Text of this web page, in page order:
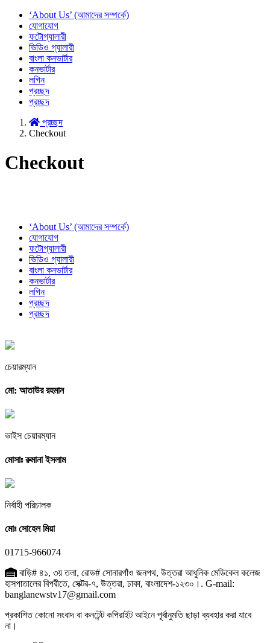
‘About Us’ (আমাদের সম্পর্কে)
যোগাযোগ
ফটোগ্যালারী
ভিডিও গ্যালারী
বাংলা কনভার্টার
কনভার্টার
লগিন
প্রচ্ছদ
প্রচ্ছদ
প্রচ্ছদ
Checkout
Checkout
‘About Us’ (আমাদের সম্পর্কে)
যোগাযোগ
ফটোগ্যালারী
ভিডিও গ্যালারী
বাংলা কনভার্টার
কনভার্টার
লগিন
প্রচ্ছদ
প্রচ্ছদ
চেয়ারম্যান
মো: আতাউর রহমান
ভাইস চেয়ারম্যান
মোসাঃ রুমানা ইসলাম
নির্বাহী পরিচালক
মোঃ সোহেল মিয়া
01715-966074
বাড়ি# ৪১, ৩য় তলা, রোড# সোনারগাঁও জনপথ, উত্তরা আধুনিক মেডিকেল কলেজ
হাসপাতালের বিপরীতে, সেক্টর-৭, উত্তরা, ঢাকা, বাংলাদেশ-১২৩০।. G-mail:
banglanewstv17@gmail.com
প্রকাশিত কোনো সংবাদ বা কনটেন্ট কপিরাইট আইনে পূর্বানুমতি ছাড়া ব্যবহার করা যাবে
না।